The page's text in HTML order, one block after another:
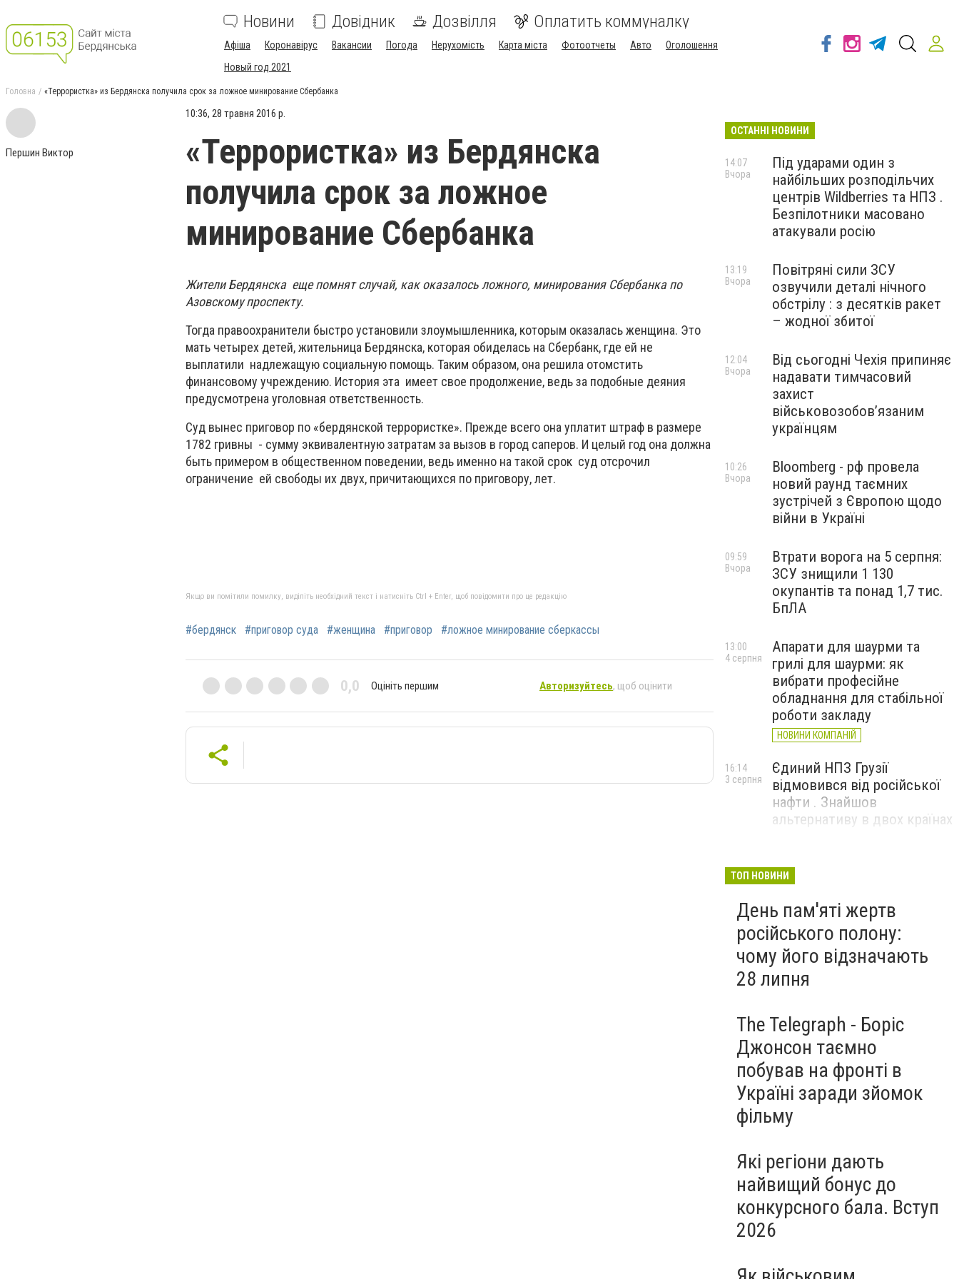
Новини Довідник Дозвілля Оплатить коммуналку
Афіша Коронавірус Вакансии Погода Нерухомість Карта міста Фотоотчеты Авто
Оголошення
Новый год 2021
Головна «Террористка» из Бердянска получила срок за ложное минирование Сбербанка
Першин Виктор
10:36, 28 травня 2016 р.
«Террористка» из Бердянска
получила срок за ложное
минирование Сбербанка
Жители Бердянска еще помнят случай, как оказалось ложного, минирования Сбербанка по
Азовскому проспекту.
Тогда правоохранители быстро установили злоумышленника, которым оказалась женщина. Это
мать четырех детей, жительница Бердянска, которая обиделась на Сбербанк, где ей не
выплатили надлежащую социальную помощь. Таким образом, она решила отомстить
финансовому учреждению. История эта имеет свое продолжение, ведь за подобные деяния
предусмотрена уголовная ответственность.
Суд вынес приговор по «бердянской террористке». Прежде всего она уплатит штраф в размере
1782 гривны - сумму эквивалентную затратам за вызов в город саперов. И целый год она должна
быть примером в общественном поведении, ведь именно на такой срок суд отсрочил
ограничение ей свободы их двух, причитающихся по приговору, лет.
Якщо ви помітили помилку, виділіть необхідний текст і натисніть Ctrl + Enter, щоб повідомити про це редакцію
#бердянск #приговор суда #женщина #приговор #ложное минирование сберкассы
0,0 Оцініть першим Авторизуйтесь, щоб оцінити
ОСТАННІ НОВИНИ
Під ударами один з
найбільших розподільчих
центрів Wildberries та НПЗ .
Безпілотники масовано
атакували росію
14:07
Вчора
Повітряні сили ЗСУ
озвучили деталі нічного
обстрілу : з десятків ракет
– жодної збитої
13:19
Вчора
Від сьогодні Чехія припиняє
надавати тимчасовий
захист
військовозобов’язаним
українцям
12:04
Вчора
Bloomberg - рф провела
новий раунд таємних
зустрічей з Європою щодо
війни в Україні
10:26
Вчора
Втрати ворога на 5 серпня:
ЗСУ знищили 1 130
окупантів та понад 1,7 тис.
БпЛА
09:59
Вчора
Апарати для шаурми та
грилі для шаурми: як
вибрати професійне
обладнання для стабільної
роботи закладу
НОВИНИ КОМПАНІЙ
13:00
4 серпня
Єдиний НПЗ Грузії
відмовився від російської
нафти . Знайшов
альтернативу в двох країнах
16:14
3 серпня
ЗСУ на Wildberries . 200 млрд
рф
3 серпня
ТОП НОВИНИ
День пам'яті жертв
російського полону:
чому його відзначають
28 липня
The Telegraph - Боріс
Джонсон таємно
побував на фронті в
Україні заради зйомок
фільму
Які регіони дають
найвищий бонус до
конкурсного бала. Вступ
2026